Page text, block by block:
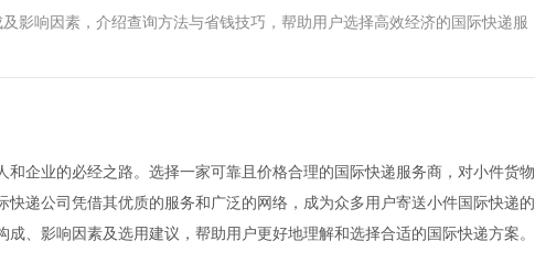
影响因素，介绍查询方法与省钱技巧，帮助用户选择高效经济的国际快递服
企业的必经之路。选择一家可靠且价格合理的国际快递服务商，对小件货物
递公司凭借其优质的服务和广泛的网络，成为众多用户寄送小件国际快递的
、影响因素及选用建议，帮助用户更好地理解和选择合适的国际快递方案。